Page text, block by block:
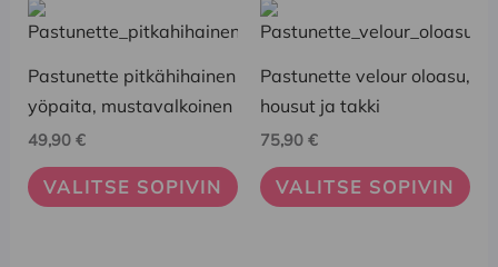
Pastunette pitkähihainen
yöpaita, mustavalkoinen
49,90 €
VALITSE SOPIVIN
Tällä
tuotteella
on
useampi
muunnelma.
Voit
tehdä
Pastunette velour oloasu,
housut ja takki
75,90 €
VALITSE SOPIVIN
Tällä
tuotteella
on
useampi
muunnelma.
Voit
tehdä